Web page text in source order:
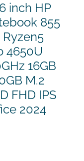
inch HP
855
Ryzen5
4650U
16GB
M.2
FHD IPS
2024